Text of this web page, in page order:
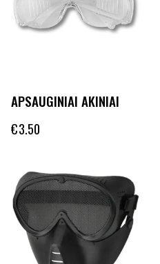
APSAUGINIAI AKINIAI
€3.50